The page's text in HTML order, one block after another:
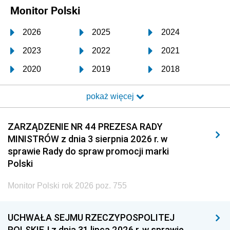
Monitor Polski
2026 2025 2024
2023 2022 2021
2020 2019 2018
2017 2016 2015
2014 2013 2012
2011 2010 2009
2008 2007 2006
2005
1996 1995 1994
pokaż więcej
ZARZĄDZENIE NR 44 PREZESA RADY
MINISTRÓW z dnia 3 sierpnia 2026 r. w
sprawie Rady do spraw promocji marki
Polski
Monitor Polski rok 2026 poz. 755
UCHWAŁA SEJMU RZECZYPOSPOLITEJ